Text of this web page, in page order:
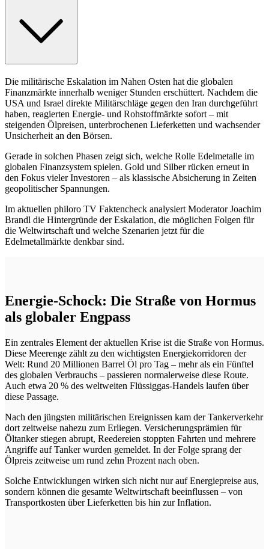
Die militärische Eskalation im Nahen Osten hat die globalen
Finanzmärkte innerhalb weniger Stunden erschüttert. Nachdem die
USA und Israel direkte Militärschläge gegen den Iran durchgeführt
haben, reagierten Energie- und Rohstoffmärkte sofort – mit
steigenden Ölpreisen, unterbrochenen Lieferketten und wachsender
Unsicherheit an den Börsen.
Gerade in solchen Phasen zeigt sich, welche Rolle Edelmetalle im
globalen Finanzsystem spielen. Gold und Silber rücken erneut in
den Fokus vieler Investoren – als klassische Absicherung in Zeiten
geopolitischer Spannungen.
Im aktuellen philoro TV Faktencheck analysiert Moderator Joachim
Brandl die Hintergründe der Eskalation, die möglichen Folgen für
die Weltwirtschaft und welche Szenarien jetzt für die
Edelmetallmärkte denkbar sind.
Energie-Schock: Die Straße von Hormus
als globaler Engpass
Ein zentrales Element der aktuellen Krise ist die Straße von Hormus.
Diese Meerenge zählt zu den wichtigsten Energiekorridoren der
Welt: Rund 20 Millionen Barrel Öl pro Tag – mehr als ein Fünftel
des globalen Verbrauchs – passieren normalerweise diese Route.
Auch etwa 20 % des weltweiten Flüssiggas-Handels laufen über
diese Passage.
Nach den jüngsten militärischen Ereignissen kam der Tankerverkehr
dort zeitweise nahezu zum Erliegen. Versicherungsprämien für
Öltanker stiegen abrupt, Reedereien stoppten Fahrten und mehrere
Angriffe auf Tanker wurden gemeldet. In der Folge sprang der
Ölpreis zeitweise um rund zehn Prozent nach oben.
Solche Entwicklungen wirken sich nicht nur auf Energiepreise aus,
sondern können die gesamte Weltwirtschaft beeinflussen – von
Transportkosten über Lieferketten bis hin zur Inflation.